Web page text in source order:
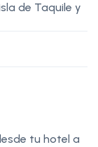
de Taquile y
tu hotel a